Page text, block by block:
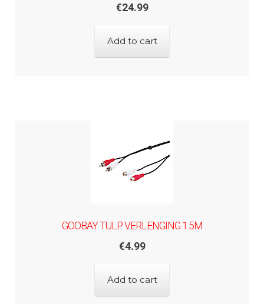
€24.99
Add to cart
GOOBAY TULP VERLENGING 1.5M
€4.99
Add to cart